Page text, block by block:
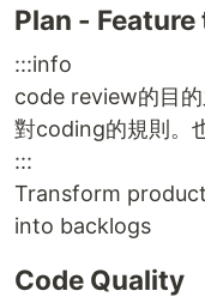
Plan - Feature
:::info
code review的目
對coding的規則。
:::
Transform
into backlogs
Code Quality